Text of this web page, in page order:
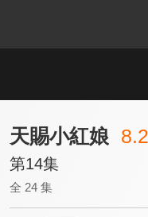
天賜小紅娘 8.2
第14集
全 24 集